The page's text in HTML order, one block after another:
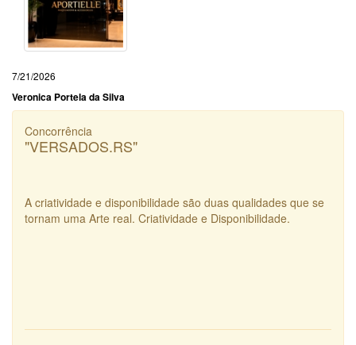
7/21/2026
Veronica Portela da Silva
Concorrência
"VERSADOS.RS"
A criatividade e disponibilidade são duas qualidades que se
tornam uma Arte real. Criatividade e Disponibilidade.